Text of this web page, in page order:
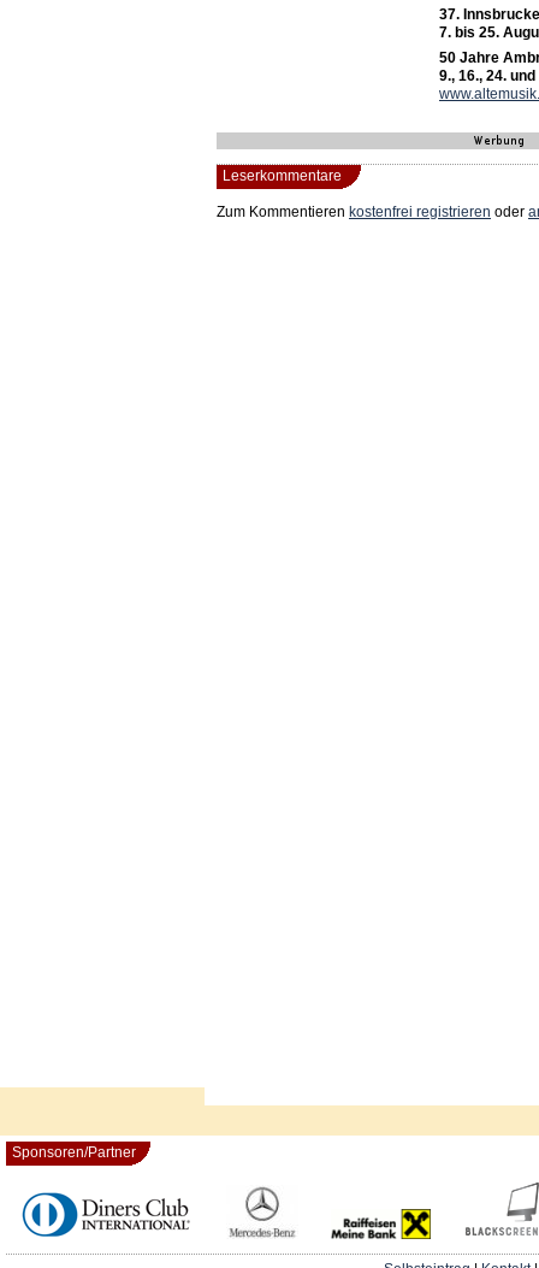
37.
7. bis 25.
50 Jahre
9., 16., 24.
Leserkommentare
Zum Kommentieren kostenfrei registrieren oder
Sponsoren/Partner